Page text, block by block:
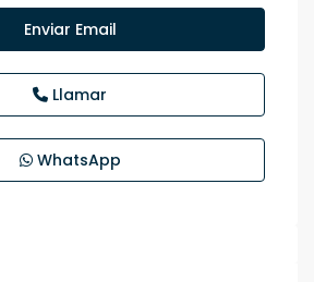
Enviar Email
Llamar
WhatsApp